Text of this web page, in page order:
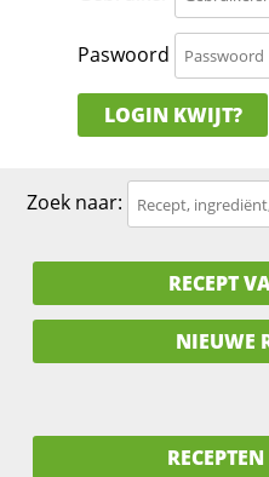
Paswoord
LOGIN KWIJT?
Zoek naar:
RECEPT
NIEUWE